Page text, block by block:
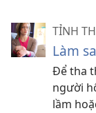
TỈNH
Làm
Để tha
người
lầm